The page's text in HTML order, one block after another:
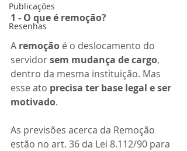
Publicações
Resenhas
1 - O que é remoção?
A remoção é o deslocamento do
servidor sem mudança de cargo,
dentro da mesma instituição. Mas
esse ato precisa ter base legal e ser
motivado.
As previsões acerca da Remoção
estão no art. 36 da Lei 8.112/90 para